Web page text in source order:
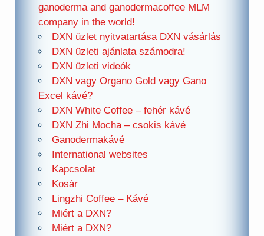
ganoderma and ganodermacoffee MLM
company in the world!
DXN üzlet nyitvatartása DXN vásárlás
DXN üzleti ajánlata számodra!
DXN üzleti videók
DXN vagy Organo Gold vagy Gano
Excel kávé?
DXN White Coffee – fehér kávé
DXN Zhi Mocha – csokis kávé
Ganodermakávé
International websites
Kapcsolat
Kosár
Lingzhi Coffee – Kávé
Miért a DXN?
Miért a DXN?